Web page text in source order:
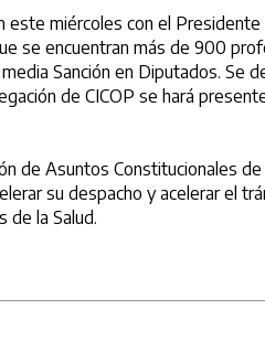
miércoles con el
se encuentran más de 900
Sanción en Diputados. Se
de CICOP se hará
de Asuntos Constitucionales
su despacho y acelerar el
de la Salud.